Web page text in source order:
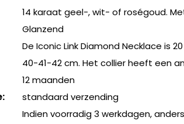
14 karaat geel-, wit- of roségoud.
Glanzend
De Iconic Link Diamond Necklace is
40-41-42 cm. Het collier heeft een
12 maanden
standaard verzending
Indien voorradig 3 werkdagen,